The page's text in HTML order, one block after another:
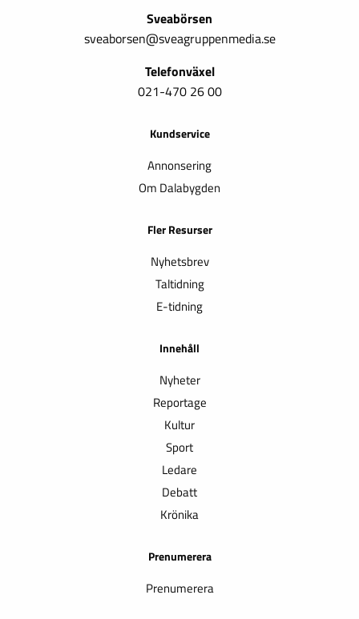
Sveabörsen
sveaborsen@sveagruppenmedia.se
Telefonväxel
021-470 26 00
Kundservice
Annonsering
Om Dalabygden
Fler Resurser
Nyhetsbrev
Taltidning
E-tidning
Innehåll
Nyheter
Reportage
Kultur
Sport
Ledare
Debatt
Krönika
Prenumerera
Prenumerera